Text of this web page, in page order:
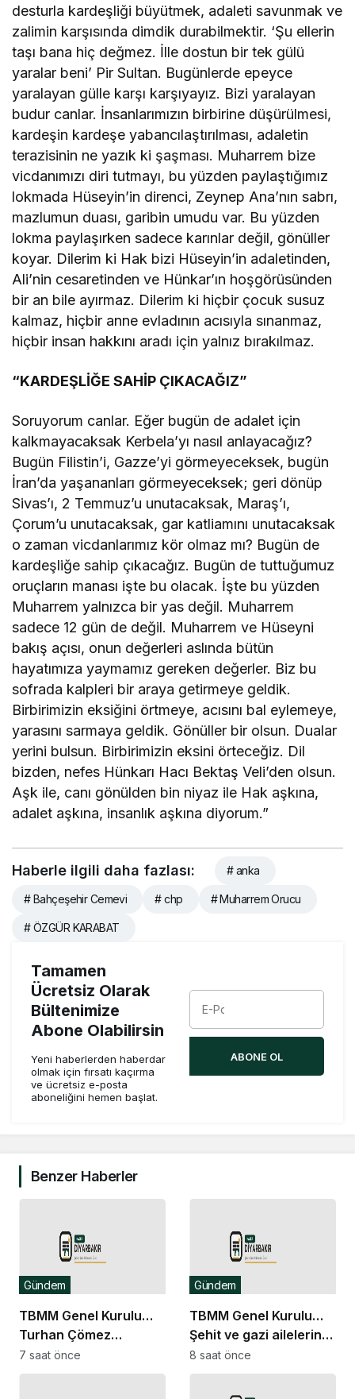
desturla kardeşliği büyütmek, adaleti savunmak ve
zalimin karşısında dimdik durabilmektir. ‘Şu ellerin
taşı bana hiç değmez. İlle dostun bir tek gülü
yaralar beni’ Pir Sultan. Bugünlerde epeyce
yaralayan gülle karşı karşıyayız. Bizi yaralayan
budur canlar. İnsanlarımızın birbirine düşürülmesi,
kardeşin kardeşe yabancılaştırılması, adaletin
terazisinin ne yazık ki şaşması. Muharrem bize
vicdanımızı diri tutmayı, bu yüzden paylaştığımız
lokmada Hüseyin’in direnci, Zeynep Ana’nın sabrı,
mazlumun duası, garibin umudu var. Bu yüzden
lokma paylaşırken sadece karınlar değil, gönüller
koyar. Dilerim ki Hak bizi Hüseyin’in adaletinden,
Ali’nin cesaretinden ve Hünkar’ın hoşgörüsünden
bir an bile ayırmaz. Dilerim ki hiçbir çocuk susuz
kalmaz, hiçbir anne evladının acısıyla sınanmaz,
hiçbir insan hakkını aradı için yalnız bırakılmaz.
“KARDEŞLİĞE SAHİP ÇIKACAĞIZ”
Soruyorum canlar. Eğer bugün de adalet için
kalkmayacaksak Kerbela’yı nasıl anlayacağız?
Bugün Filistin’i, Gazze’yi görmeyeceksek, bugün
İran’da yaşananları görmeyeceksek; geri dönüp
Sivas’ı, 2 Temmuz’u unutacaksak, Maraş’ı,
Çorum’u unutacaksak, gar katliamını unutacaksak
o zaman vicdanlarımız kör olmaz mı? Bugün de
kardeşliğe sahip çıkacağız. Bugün de tuttuğumuz
oruçların manası işte bu olacak. İşte bu yüzden
Muharrem yalnızca bir yas değil. Muharrem
sadece 12 gün de değil. Muharrem ve Hüseyni
bakış açısı, onun değerleri aslında bütün
hayatımıza yaymamız gereken değerler. Biz bu
sofrada kalpleri bir araya getirmeye geldik.
Birbirimizin eksiğini örtmeye, acısını bal eylemeye,
yarasını sarmaya geldik. Gönüller bir olsun. Dualar
yerini bulsun. Birbirimizin eksini örteceğiz. Dil
bizden, nefes Hünkarı Hacı Bektaş Veli’den olsun.
Aşk ile, canı gönülden bin niyaz ile Hak aşkına,
adalet aşkına, insanlık aşkına diyorum.”
Haberle ilgili daha fazlası: # anka
# Bahçeşehir Cemevi # chp # Muharrem Orucu
# ÖZGÜR KARABAT
Tamamen
Ücretsiz Olarak
Bültenimize
Abone Olabilirsin
Yeni haberlerden haberdar
olmak için fırsatı kaçırma
ve ücretsiz e-posta
aboneliğini hemen başlat.
ABONE OL
Benzer Haberler
TBMM Genel Kurulu…
Turhan Çömez
hakkında başlatılan
soruşturma “kürsü
Gündem
7 saat önce
TBMM Genel Kurulu…
Şehit ve gazi ailelerine
yönelik düzenlemeleri
içeren kanun teklifinin
görüşmeleri başladı
Gündem
8 saat önce